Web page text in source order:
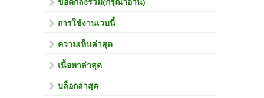
การใช้งานเวบนี้
ความเห็นล่าสุด
เนื้อหาล่าสุด
บล็อกล่าสุด